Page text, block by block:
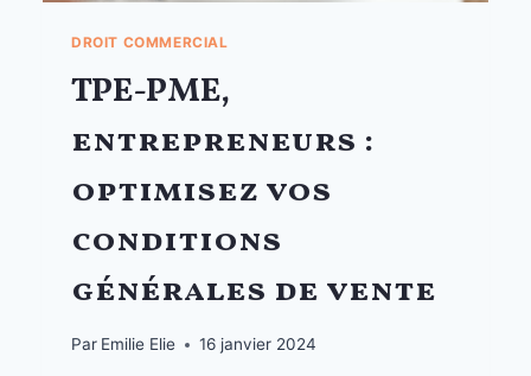
DROIT COMMERCIAL
TPE-PME,
entrepreneurs :
optimisez vos
conditions
générales de vente
Par Emilie Elie 16 janvier 2024